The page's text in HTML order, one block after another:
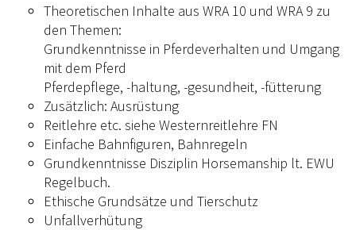
Theoretischen Inhalte aus WRA 10 und WRA 9 zu
den Themen:
Grundkenntnisse in Pferdeverhalten und Umgang
mit dem Pferd
Pferdepflege, -haltung, -gesundheit, -fütterung
Zusätzlich: Ausrüstung
Reitlehre etc. siehe Westernreitlehre FN
Einfache Bahnfiguren, Bahnregeln
Grundkenntnisse Disziplin Horsemanship lt. EWU
Regelbuch.
Ethische Grundsätze und Tierschutz
Unfallverhütung